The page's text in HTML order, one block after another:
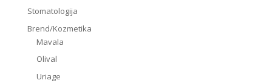
Stomatologija
Brend/Kozmetika
Mavala
Olival
Uriage